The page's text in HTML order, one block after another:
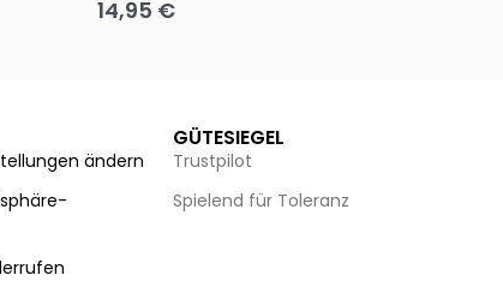
14,95 €
ändern
GÜTESIEGEL
Trustpilot
Spielend für Toleranz